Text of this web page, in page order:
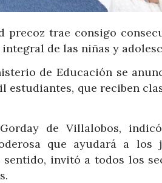
trae consigo
de las niñas y
de Educación se
estudiantes, que reciben
de Villalobos,
que ayudará a los
sentido, invitó a todos los